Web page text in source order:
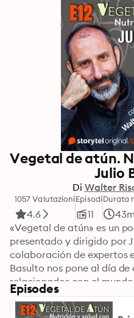
Vegetal de atún.
Julio
Di Walter
1057 Valutazioni
4.6
Episodi
11
Durata
«Vegetal de atún» es un
presentado y dirigido por
colaboración de expertos
Basulto nos pone al día
relacionados con el
Episodes